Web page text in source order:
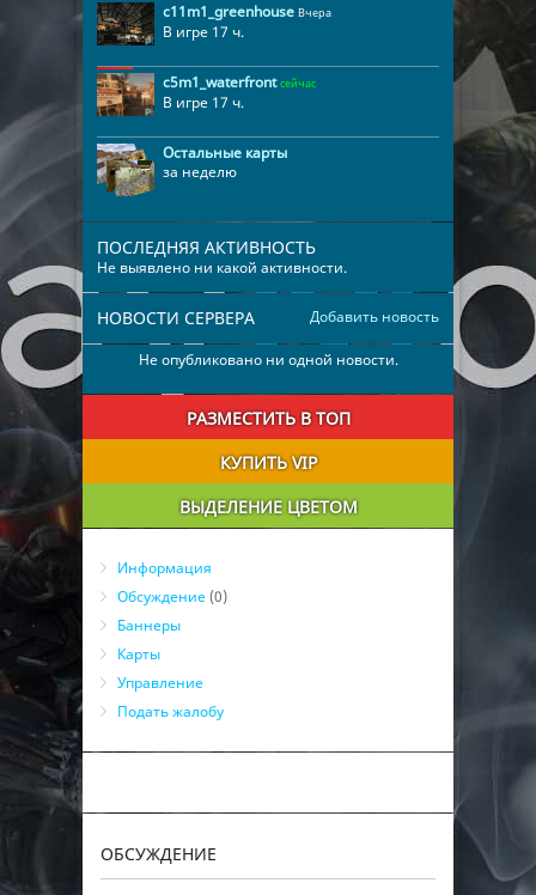
c11m1_greenhouse Вчера
В игре 17 ч.
c5m1_waterfront сейчас
В игре 17 ч.
Остальные карты
за неделю
ПОСЛЕДНЯЯ АКТИВНОСТЬ
Не выявлено ни какой активности.
Добавить новость
НОВОСТИ СЕРВЕРА
Не опубликовано ни одной новости.
РАЗМЕСТИТЬ В ТОП
КУПИТЬ VIP
ВЫДЕЛЕНИЕ ЦВЕТОМ
Информация
Обсуждение (0)
Баннеры
Карты
Управление
Подать жалобу
ОБСУЖДЕНИЕ